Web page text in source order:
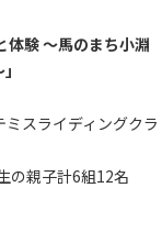
体験 ～馬のまち小淵
スライディングクラ
の親子計6組12名